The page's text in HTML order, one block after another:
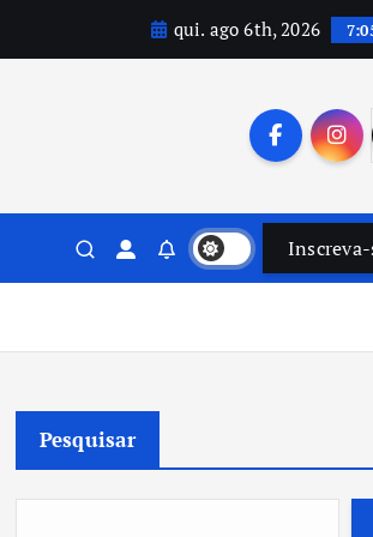
qui. ago 6th, 2026
Pesquisar